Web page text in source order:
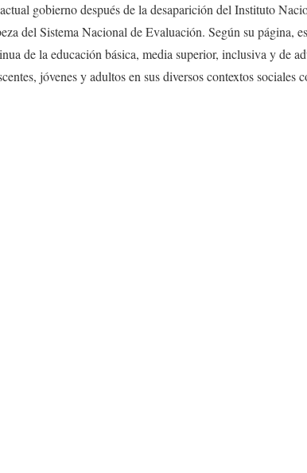
gobierno después de la desaparición del Instituto
del Sistema Nacional de Evaluación. Según su página,
de la educación básica, media superior, inclusiva y de
jóvenes y adultos en sus diversos contextos sociales